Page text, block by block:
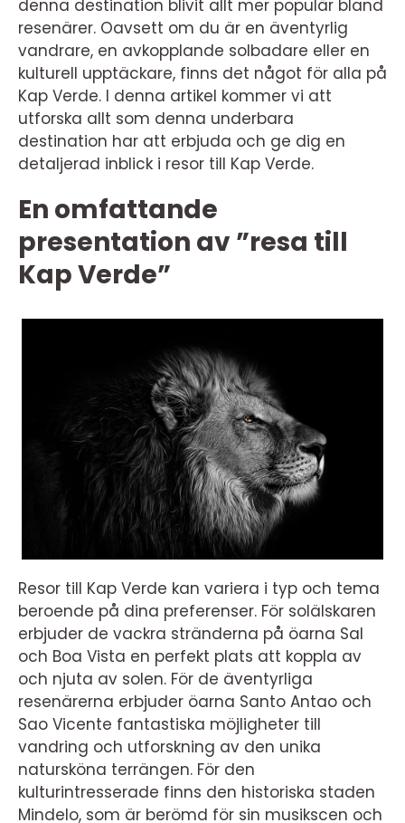
denna destination blivit allt mer populär bland
resenärer. Oavsett om du är en äventyrlig
vandrare, en avkopplande solbadare eller en
kulturell upptäckare, finns det något för alla på
Kap Verde. I denna artikel kommer vi att
utforska allt som denna underbara
destination har att erbjuda och ge dig en
detaljerad inblick i resor till Kap Verde.
En omfattande
presentation av ”resa till
Kap Verde”
Resor till Kap Verde kan variera i typ och tema
beroende på dina preferenser. För solälskaren
erbjuder de vackra stränderna på öarna Sal
och Boa Vista en perfekt plats att koppla av
och njuta av solen. För de äventyrliga
resenärerna erbjuder öarna Santo Antao och
Sao Vicente fantastiska möjligheter till
vandring och utforskning av den unika
natursköna terrängen. För den
kulturintresserade finns den historiska staden
Mindelo, som är berömd för sin musikscen och